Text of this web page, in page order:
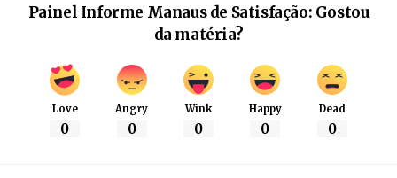
Painel Informe Manaus de Satisfação: Gostou
da matéria?
Love
0
Angry
0
Wink
0
Happy
0
Dead
0